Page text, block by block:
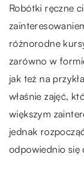
Robótki ręczne
różnorodne
zarówno w
jak też na
właśnie zajęć,
większym
jednak
odpowiednio się